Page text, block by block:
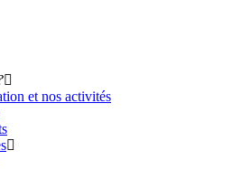
et nos activités